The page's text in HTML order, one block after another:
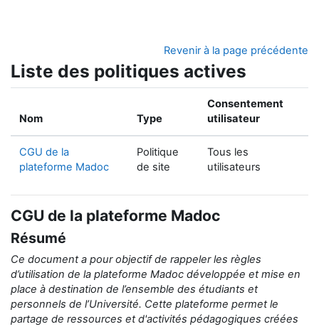
Revenir à la page précédente
Liste des politiques actives
Nom Type
Consentement
utilisateur
CGU de la
plateforme Madoc
Politique
de site
Tous les
utilisateurs
CGU de la plateforme Madoc
Résumé
Ce document a pour objectif de rappeler les règles
d’utilisation de la plateforme Madoc développée et mise en
place à destination de l’ensemble des étudiants et
personnels de l’Université. Cette plateforme permet le
partage de ressources et d'activités pédagogiques créées